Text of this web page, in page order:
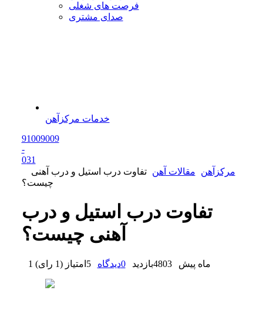
فرصت های شغلی
صدای مشتری
خدمات مرکزآهن
91009009
-
031
مرکزآهن
مقالات آهن
تفاوت درب استیل و درب آهنی
چیست؟
تفاوت درب استیل و درب
آهنی چیست؟
1 ماه پیش 4803بازدید 0دیدگاه 5 امتیاز (1 رای )